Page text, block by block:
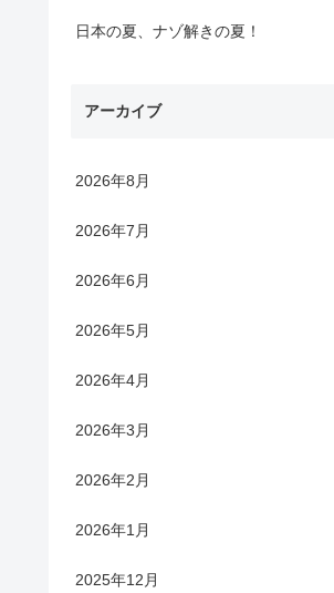
日本の夏、ナゾ解きの夏！
アーカイブ
2026年8月
2026年7月
2026年6月
2026年5月
2026年4月
2026年3月
2026年2月
2026年1月
2025年12月